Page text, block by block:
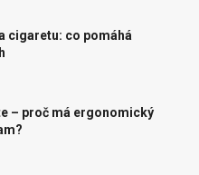
cigaretu: co pomáhá
– proč má ergonomický